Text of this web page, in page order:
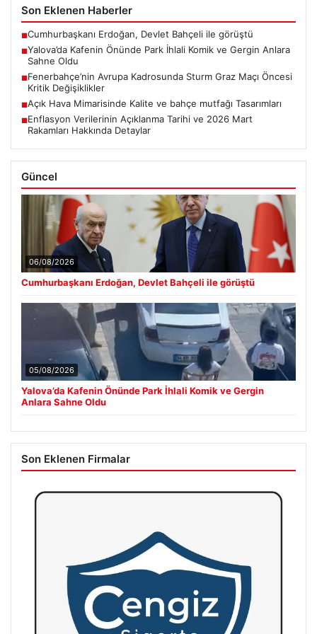
Son Eklenen Haberler
■Cumhurbaşkanı Erdoğan, Devlet Bahçeli ile görüştü
■Yalova’da Kafenin Önünde Park İhlali Komik ve Gergin Anlara
Sahne Oldu
■Fenerbahçe’nin Avrupa Kadrosunda Sturm Graz Maçı Öncesi
Kritik Değişiklikler
■Açık Hava Mimarisinde Kalite ve bahçe mutfağı Tasarımları
■Enflasyon Verilerinin Açıklanma Tarihi ve 2026 Mart
Rakamları Hakkında Detaylar
Güncel
06/08/2026
Cumhurbaşkanı Erdoğan, Devlet Bahçeli ile görüştü
05/08/2026
Yalova’da Kafenin Önünde Park İhlali Komik ve Gergin
Anlara Sahne Oldu
Son Eklenen Firmalar